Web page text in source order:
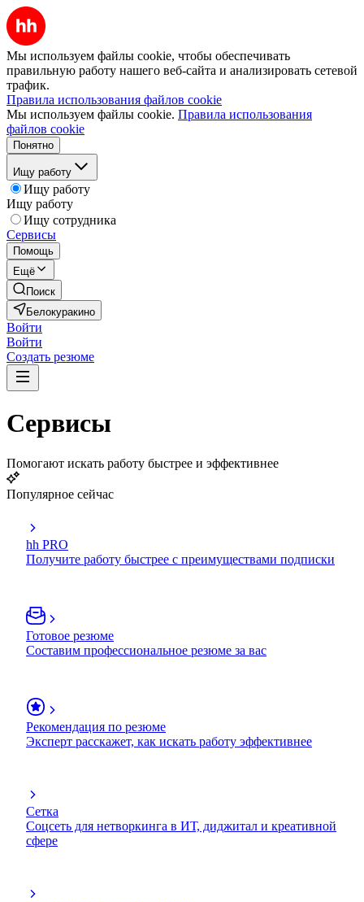
Мы используем файлы cookie, чтобы обеспечивать
правильную работу нашего веб-сайта и анализировать сетевой
трафик.
Правила использования файлов cookie
Мы используем файлы cookie. Правила использования
файлов cookie
Понятно
Ищу работу
Ищу работу
Ищу работу
Ищу сотрудника
Сервисы
Помощь
Ещё
Поиск
Белокуракино
Войти
Войти
Создать резюме
Сервисы
Помогают искать работу быстрее и эффективнее
Популярное сейчас
hh PRO
Получите работу быстрее с преимуществами подписки
Готовое резюме
Составим профессиональное резюме за вас
Рекомендация по резюме
Эксперт расскажет, как искать работу эффективнее
Сетка
Соцсеть для нетворкинга в ИТ, диджитал и креативной
сфере